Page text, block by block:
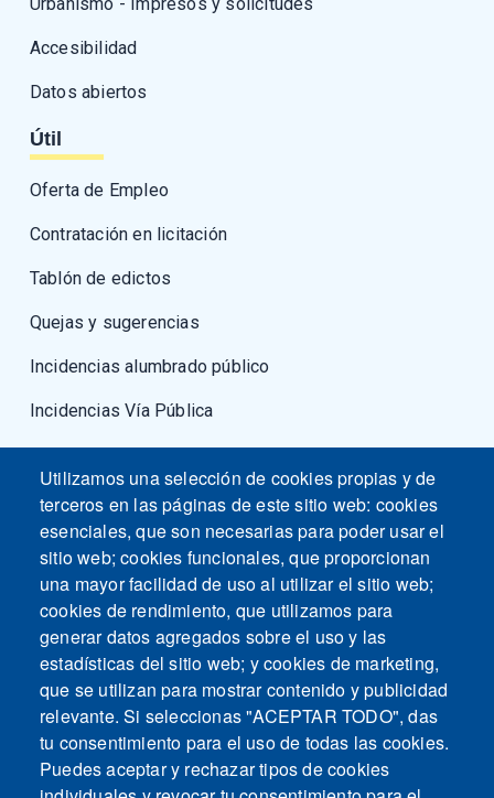
Urbanismo - Impresos y solicitudes
Accesibilidad
Datos abiertos
Útil
Oferta de Empleo
Contratación en licitación
Tablón de edictos
Quejas y sugerencias
Incidencias alumbrado público
Incidencias Vía Pública
Utilizamos una selección de cookies propias y de
terceros en las páginas de este sitio web: cookies
esenciales, que son necesarias para poder usar el
sitio web; cookies funcionales, que proporcionan
una mayor facilidad de uso al utilizar el sitio web;
cookies de rendimiento, que utilizamos para
generar datos agregados sobre el uso y las
estadísticas del sitio web; y cookies de marketing,
que se utilizan para mostrar contenido y publicidad
relevante. Si seleccionas "ACEPTAR TODO", das
tu consentimiento para el uso de todas las cookies.
Puedes aceptar y rechazar tipos de cookies